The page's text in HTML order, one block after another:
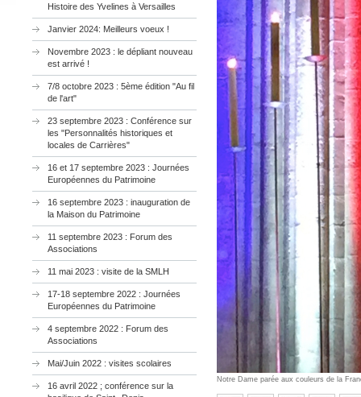
Histoire des Yvelines à Versailles
Janvier 2024: Meilleurs voeux !
Novembre 2023 : le dépliant nouveau
est arrivé !
7/8 octobre 2023 : 5ème édition "Au fil
de l'art"
23 septembre 2023 : Conférence sur
les "Personnalités historiques et
locales de Carrières"
16 et 17 septembre 2023 : Journées
Européennes du Patrimoine
16 septembre 2023 : inauguration de
la Maison du Patrimoine
11 septembre 2023 : Forum des
Associations
11 mai 2023 : visite de la SMLH
17-18 septembre 2022 : Journées
Européennes du Patrimoine
4 septembre 2022 : Forum des
Associations
Mai/Juin 2022 : visites scolaires
16 avril 2022 ; conférence sur la
Notre Dame parée aux couleurs de la